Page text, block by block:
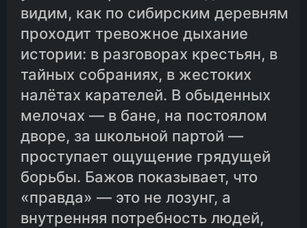
видим, как по сибирским деревням
проходит тревожное дыхание
истории: в разговорах крестьян, в
тайных собраниях, в жестоких
налётах карателей. В обыденных
мелочах — в бане, на постоялом
дворе, за школьной партой —
проступает ощущение грядущей
борьбы. Бажов показывает, что
«правда» — это не лозунг, а
внутренняя потребность людей,